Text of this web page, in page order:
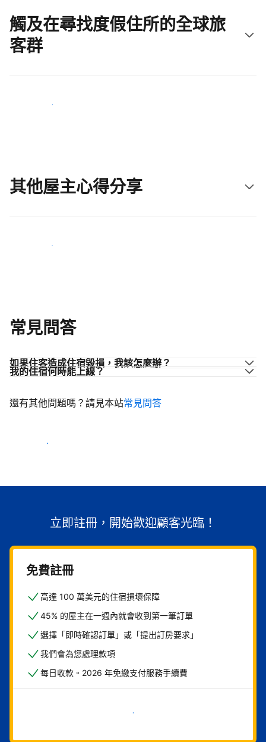
觸及在尋找度假住所的全球旅
客群
立即接觸新住客
其他屋主心得分享
加入同業的行列
常見問答
如果住客造成住宿毀損，我該怎麼辦？
我的住宿何時能上線？
還有其他問題嗎？請見本站常見問答
開始迎接住客
立即註冊，開始歡迎顧客光臨！
免費註冊
高達 100 萬美元的住宿損壞保障
45% 的屋主在一週內就會收到第一筆訂單
選擇「即時確認訂單」或「提出訂房要求」
我們會為您處理款項
每日收款。2026 年免繳支付服務手續費
現在就開始